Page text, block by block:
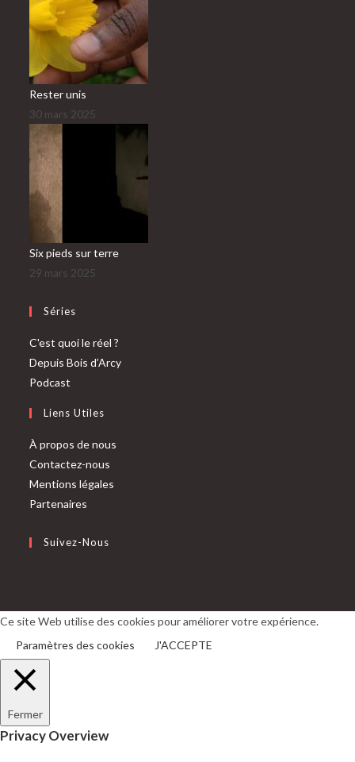
Rester unis
30 mars 2025
Six pieds sur terre
29 mars 2025
Séries
C'est quoi le réel ?
Depuis Bois d’Arcy
Podcast
Liens Utiles
À propos de nous
Contactez-nous
Mentions légales
Partenaires
Suivez-Nous
un
onglet
un
onglet
Ce site Web utilise des cookies pour améliorer votre expérience.
Paramètres des cookies
J'ACCEPTE
Fermer
Privacy Overview